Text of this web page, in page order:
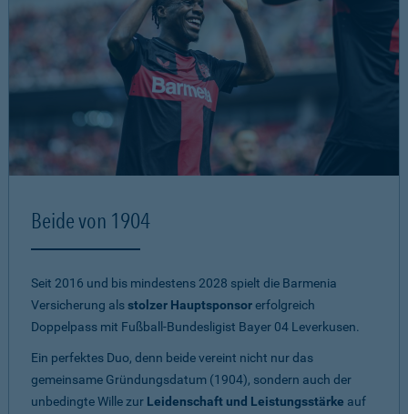
Beide von 1904
Seit 2016 und bis mindestens 2028 spielt die Barmenia
Versicherung alsstolzer Hauptsponsorerfolgreich
Doppelpass mit Fußball-Bundesligist Bayer 04 Leverkusen.
Ein perfektes Duo, denn beide vereint nicht nur das
gemeinsame Gründungsdatum (1904), sondern auch der
unbedingte Wille zur Leidenschaft und Leistungsstärke auf